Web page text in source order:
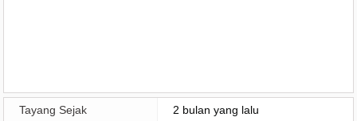
Tayang Sejak
2 bulan yang lalu